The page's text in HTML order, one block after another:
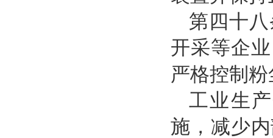
第四十
开采等企
严格控制
工业生
施，减少